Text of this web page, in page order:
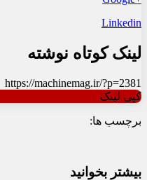
Linkedin
لینک کوتاه نوشته
https://machinemag.ir/?p=2381
کپی لینک
برچسب ها:
بیشتر بخوانید